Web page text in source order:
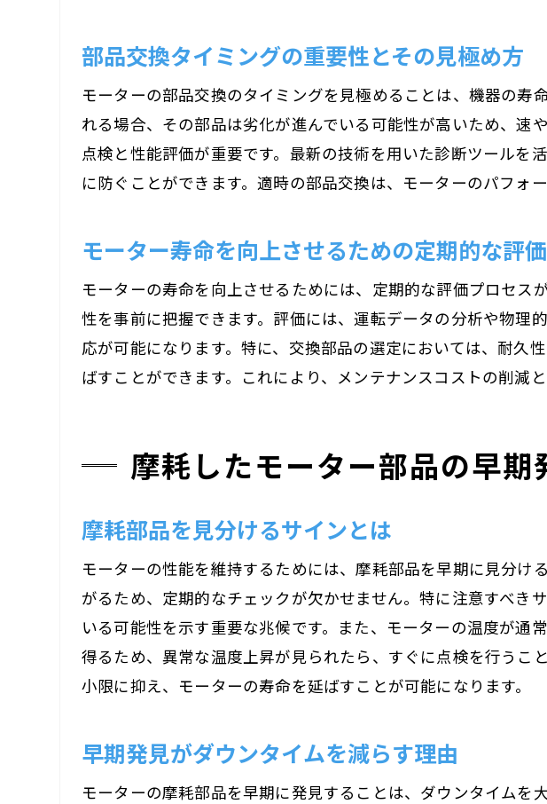
寿命延長のた
交換後の効果
寿命を延ばす
交換部品の選
モーター寿命
コスト効率の
交換費用を抑
長期的コスト
交換によるコ
コスト削減と
モーター部品交換
長寿命を実現
長寿命を目指
摩耗防止策と
モーター寿命
部品交換タイミングの重要性とその見極め方
モーターの部品交換のタイミングを見極めることは、機器の寿
れる場合、その部品は劣化が進んでいる可能性が高いため、速
点検と性能評価が重要です。最新の技術を用いた診断ツール
に防ぐことができます。適時の部品交換は、モーターのパフォ
モーター寿命を向上させるための定期的な評価
モーターの寿命を向上させるためには、定期的な評価プロセ
性を事前に把握できます。評価には、運転データの分析や物理
応が可能になります。特に、交換部品の選定においては、耐久
ばすことができます。これにより、メンテナンスコストの削減
摩耗したモーター部品の早
摩耗部品を見分けるサインとは
モーターの性能を維持するためには、摩耗部品を早期に見分
がるため、定期的なチェックが欠かせません。特に注意すべき
いる可能性を示す重要な兆候です。また、モーターの温度が通
得るため、異常な温度上昇が見られたら、すぐに点検を行うこ
小限に抑え、モーターの寿命を延ばすことが可能になります。
早期発見がダウンタイムを減らす理由
モーターの摩耗部品を早期に発見することは、ダウンタイムを